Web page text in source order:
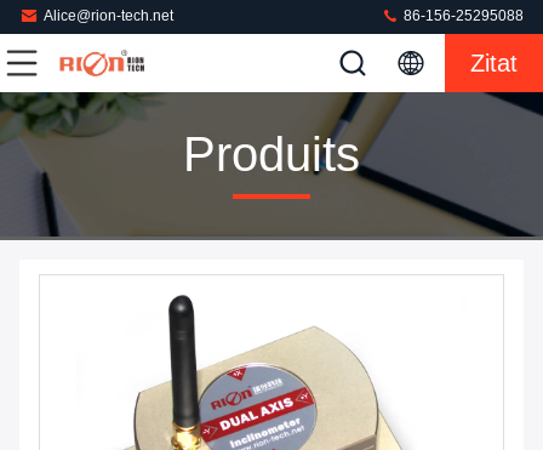
Alice@rion-tech.net 86-156-25295088
Zitat
Produits